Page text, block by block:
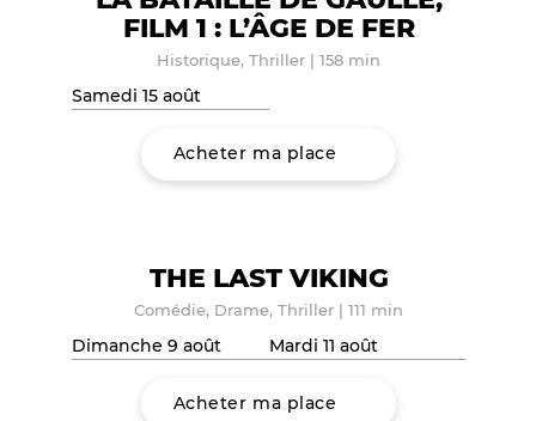
FILM 1 : L’ÂGE DE FER
Historique, Thriller | 158 min
Samedi 15 août
Acheter ma place
THE LAST VIKING
Comédie, Drame, Thriller | 111 min
Dimanche 9 août Mardi 11 août
Acheter ma place